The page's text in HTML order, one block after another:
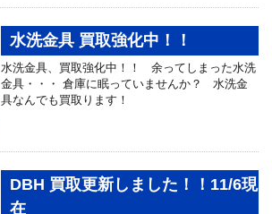
水洗金具 買取強化中！！
水洗金具、買取強化中！！ 余ってしまった水洗
金具・・・ 倉庫に眠っていませんか？ 水洗金
具なんでも買取ります！
DBH 買取更新しました！！11/6現
在